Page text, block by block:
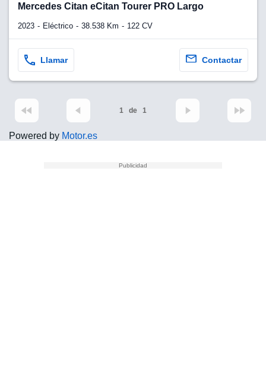
Mercedes Citan eCitan Tourer PRO Largo
2023 Eléctrico 38.538 Km 122 CV
Llamar Contactar
1 de 1
Powered by Motor.es